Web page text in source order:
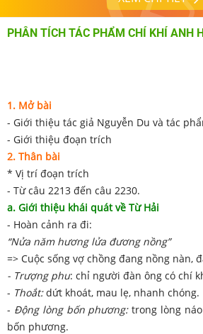
PHÂN TÍCH TÁC PHẨM CHÍ KHÍ ANH
1. Mở bài
- Giới thiệu tác giả Nguyễn Du và tác
- Giới thiệu đoạn trích
2. Thân bài
* Vị trí đoạn trích
- Từ câu 2213 đến câu 2230.
a. Giới thiệu khái quát về Từ Hải
- Hoàn cảnh ra đi:
“Nửa năm hương lửa đương nồng”
=> Cuộc sống vợ chồng đang nồng nàn,
- Trượng phu: chỉ người đàn ông có chí
- Thoắt:dứt khoát, mau lẹ, nhanh chóng.
- Động lòng bốn phương:trong lòng
bốn phương.